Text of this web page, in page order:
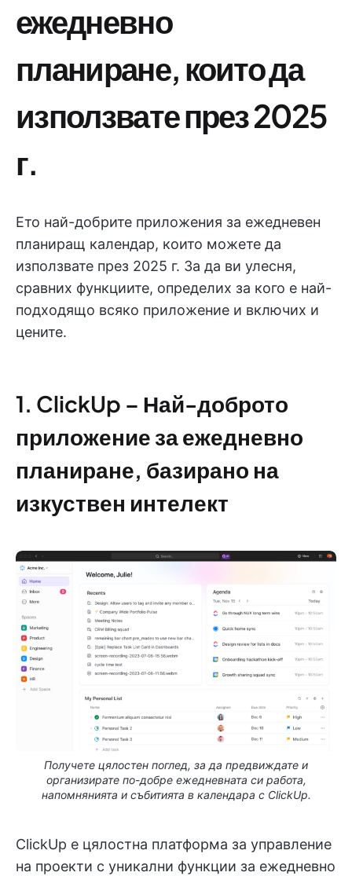
ежедневно
планиране, които да
използвате през 2025
г.
Ето най-добрите приложения за ежедневен
планиращ календар, които можете да
използвате през 2025 г. За да ви улесня,
сравних функциите, определих за кого е най-
подходящо всяко приложение и включих и
цените.
1. ClickUp – Най-доброто
приложение за ежедневно
планиране, базирано на
изкуствен интелект
Получете цялостен поглед, за да предвиждате и
организирате по-добре ежедневната си работа,
напомнянията и събитията в календара с ClickUp.
ClickUp е цялостна платформа за управление
на проекти с уникални функции за ежедневно